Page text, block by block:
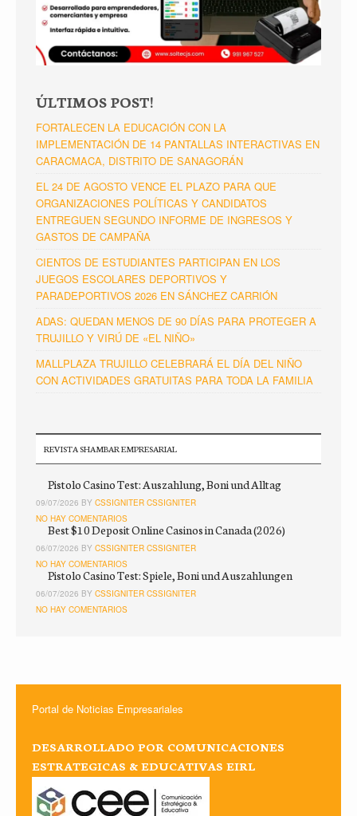
ÚLTIMOS POST!
FORTALECEN LA EDUCACIÓN CON LA
IMPLEMENTACIÓN DE 14 PANTALLAS INTERACTIVAS EN
CARACMACA, DISTRITO DE SANAGORÁN
EL 24 DE AGOSTO VENCE EL PLAZO PARA QUE
ORGANIZACIONES POLÍTICAS Y CANDIDATOS
ENTREGUEN SEGUNDO INFORME DE INGRESOS Y
GASTOS DE CAMPAÑA
CIENTOS DE ESTUDIANTES PARTICIPAN EN LOS
JUEGOS ESCOLARES DEPORTIVOS Y
PARADEPORTIVOS 2026 EN SÁNCHEZ CARRIÓN
ADAS: QUEDAN MENOS DE 90 DÍAS PARA PROTEGER A
TRUJILLO Y VIRÚ DE «EL NIÑO»
MALLPLAZA TRUJILLO CELEBRARÁ EL DÍA DEL NIÑO
CON ACTIVIDADES GRATUITAS PARA TODA LA FAMILIA
REVISTA SHAMBAR EMPRESARIAL
Pistolo Casino Test: Auszahlung, Boni und Alltag
09/07/2026 BY CSSIGNITER CSSIGNITER
NO HAY COMENTARIOS
Best $10 Deposit Online Casinos in Canada (2026)
06/07/2026 BY CSSIGNITER CSSIGNITER
NO HAY COMENTARIOS
Pistolo Casino Test: Spiele, Boni und Auszahlungen
06/07/2026 BY CSSIGNITER CSSIGNITER
NO HAY COMENTARIOS
Portal de Noticias Empresariales
DESARROLLADO POR COMUNICACIONES
ESTRATEGICAS & EDUCATIVAS EIRL